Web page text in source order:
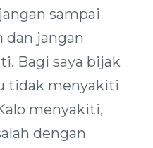
sampai
dan jangan
Bagi saya bijak
tidak menyakiti
menyakiti,
dengan